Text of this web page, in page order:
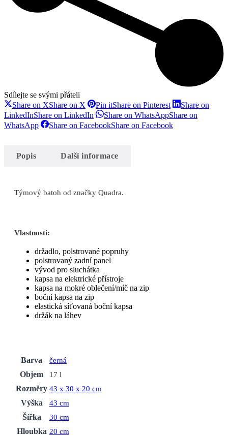
Sdílejte se svými přáteli
Share on XShare on X Pin itShare on Pinterest
Share on
LinkedInShare on LinkedIn Share on WhatsAppShare on
WhatsApp
Share on FacebookShare on Facebook
Popis Další informace
Týmový batoh od značky Quadra.
Vlastnosti:
držadlo, polstrované popruhy
polstrovaný zadní panel
vývod pro sluchátka
kapsa na elektrické přístroje
kapsa na mokré oblečení/míč na zip
boční kapsa na zip
elastická síťovaná boční kapsa
držák na láhev
Barva
černá
Objem
17 l
Rozměry 43 x 30 x 20 cm
Výška
43 cm
Šířka
30 cm
Hloubka 20 cm